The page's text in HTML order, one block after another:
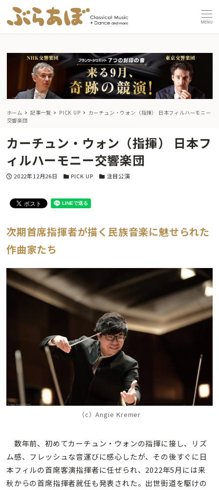
MENU
ホーム 記事一覧 PICK UP
カーチュン・ウォン（指揮） 日本フィルハーモニー
交響楽団
カーチュン・ウォン（指揮） 日本フ
ィルハーモニー交響楽団
投稿日
2022年12月26日 カテゴリー
PICK UP カテゴリー
注目公演
次期首席指揮者が描く民族音楽に魅せられた
作曲家たち
（c）Angie Kremer
数年前、初めてカーチュン・ウォンの指揮に接し、リズ
ム感、フレッシュな音運びに感心したが、その後すぐに日
本フィルの首席客演指揮者に任ぜられ、2022年5月には来
秋からの首席指揮者就任も発表された。出世街道を駆けの